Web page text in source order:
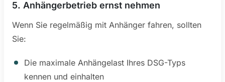
5. Anhängerbetrieb ernst nehmen
Wenn Sie regelmäßig mit Anhänger fahren, sollten
Sie:
Die maximale Anhängelast Ihres DSG-Typs
kennen und einhalten